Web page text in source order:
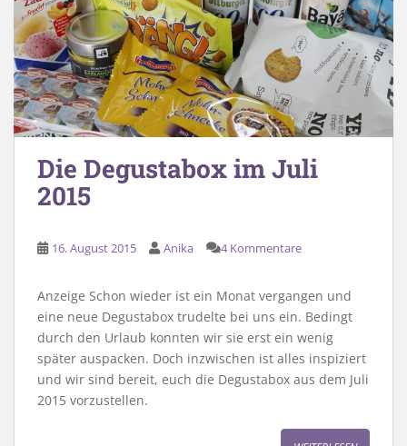
Die Degustabox im Juli
2015
16. August 2015 Anika 4 Kommentare
Anzeige Schon wieder ist ein Monat vergangen und
eine neue Degustabox trudelte bei uns ein. Bedingt
durch den Urlaub konnten wir sie erst ein wenig
später auspacken. Doch inzwischen ist alles inspiziert
und wir sind bereit, euch die Degustabox aus dem Juli
2015 vorzustellen.